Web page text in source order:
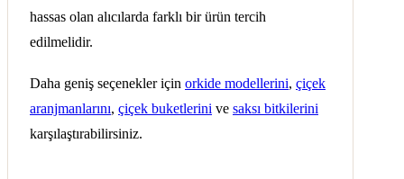
hassas olan alıcılarda farklı bir ürün tercih
edilmelidir.
Daha geniş seçenekler için orkide modellerini, çiçek
aranjmanlarını, çiçek buketlerini ve saksı bitkilerini
karşılaştırabilirsiniz.